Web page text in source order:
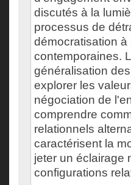
discutés à la
processus de
démocratisation
contemporaines.
généralisation
explorer les
négociation de
comprendre
relationnels
caractérisent la
jeter un éclairage
configurations